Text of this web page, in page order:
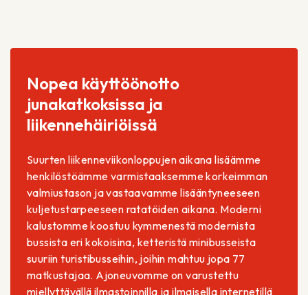
Nopea käyttöönotto
junakatkoksissa ja
liikennehäiriöissä
Suurten liikenneviikonloppujen aikana lisäämme
henkilöstöämme varmistaaksemme korkeimman
valmiustason ja vastaavamme lisääntyneeseen
kuljetustarpeeseen ratatöiden aikana. Moderni
kalustomme koostuu kymmenestä modernista
bussista eri kokoisina, ketteristä minibusseista
suuriin turistibusseihin, joihin mahtuu jopa 77
matkustajaa. Ajoneuvomme on varustettu
miellyttävällä ilmastoinnilla ja ilmaisella internetillä